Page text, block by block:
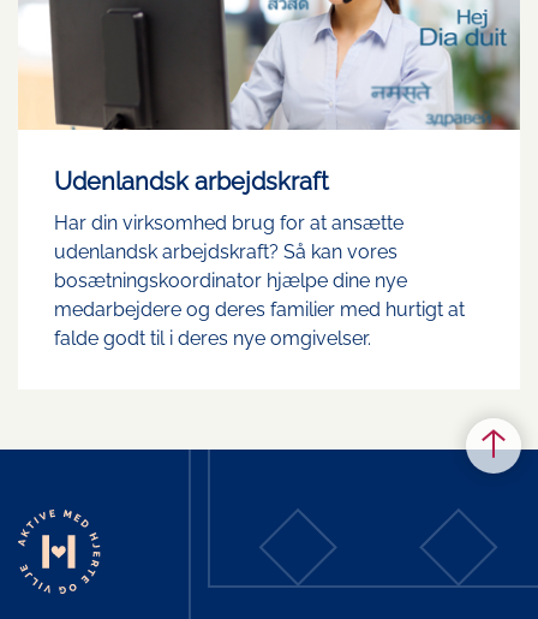
Udenlandsk arbejdskraft
Har din virksomhed brug for at ansætte
udenlandsk arbejdskraft? Så kan vores
bosætningskoordinator hjælpe dine nye
medarbejdere og deres familier med hurtigt at
falde godt til i deres nye omgivelser.